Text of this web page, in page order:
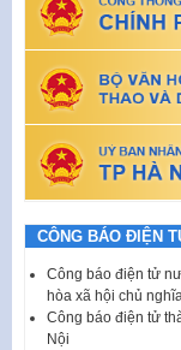
CÔNG BÁO ĐIỆN
Công báo điện tử
hòa xã hội chủ
Công báo điện tử
Nội